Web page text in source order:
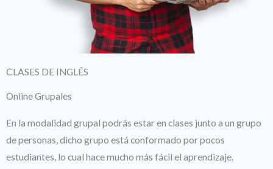
CLASES DE INGLÉS
Online Grupales
En la modalidad grupal podrás estar en clases junto a un grupo
de personas, dicho grupo está conformado por pocos
estudiantes, lo cual hace mucho más fácil el aprendizaje.